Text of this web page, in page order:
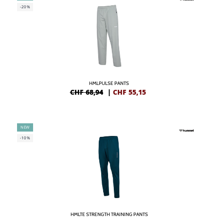
-20%
HMLPULSE PANTS
CHF 68,94 | CHF 55,15
NEW
-10%
HMLTE STRENGTH TRAINING PANTS